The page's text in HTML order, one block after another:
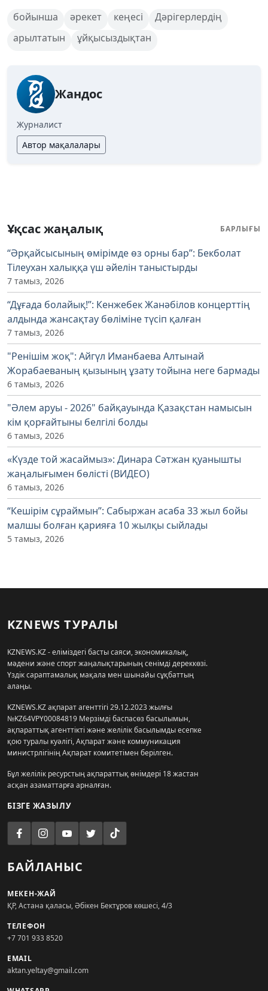
бойынша әрекет кеңесі
Дәрігерлердің
арылтатын
ұйқысыздықтан
Жандос
Журналист
Автор мақалалары
Ұқсас жаңалық БАРЛЫҒЫ
“Әрқайсысының өмірімде өз орны бар”: Бекболат
Тілеухан халыққа үш әйелін таныстырды
7 тамыз, 2026
“Дұғада болайық!”: Кенжебек Жанәбілов концерттің
алдында жансақтау бөліміне түсіп қалған
7 тамыз, 2026
"Ренішім жоқ": Айгүл Иманбаева Алтынай
Жорабаеваның қызының ұзату тойына неге бармады
6 тамыз, 2026
"Әлем аруы - 2026" байқауында Қазақстан намысын
кім қорғайтыны белгілі болды
6 тамыз, 2026
«Күзде той жасаймыз»: Динара Сәтжан қуанышты
жаңалығымен бөлісті (ВИДЕО)
6 тамыз, 2026
“Кешірім сұраймын”: Сабыржан асаба 33 жыл бойы
малшы болған қарияға 10 жылқы сыйлады
5 тамыз, 2026
KZNEWS ТУРАЛЫ
KZNEWS.KZ - еліміздегі басты саяси, экономикалық,
мәдени және спорт жаңалықтарының сенімді дереккөзі.
Үздік сараптамалық мақала мен шынайы сұқбаттың
алаңы.
KZNEWS.KZ ақпарат агенттігі 29.12.2023 жылғы
№KZ64VPY00084819 Мерзімді баспасөз басылымын,
ақпараттық агенттікті және желілік басылымды есепке
қою туралы куәлігі, Ақпарат және коммуникация
министрлігінің Ақпарат комитетімен берілген.
Бұл желілік ресурстың ақпараттық өнімдері 18 жастан
асқан азаматтарға арналған.
БІЗГЕ ЖАЗЫЛУ
БАЙЛАНЫС
МЕКЕН-ЖАЙ
ҚР, Астана қаласы, Әбікен Бектұров көшесі, 4/3
ТЕЛЕФОН
+7 701 933 8520
EMAIL
aktan.yeltay@gmail.com